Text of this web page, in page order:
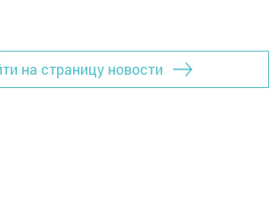
на страницу новости